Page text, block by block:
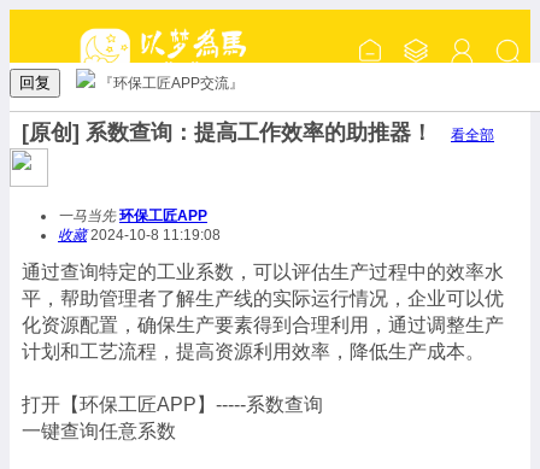
回复 『环保工匠APP交流』
[原创] 系数查询：提高工作效率的助推器！ 看全部
一马当先 环保工匠APP
收藏2024-10-8 11:19:08
通过查询特定的工业系数，可以评估生产过程中的效率水
平，帮助管理者了解生产线的实际运行情况，企业可以优
化资源配置，确保生产要素得到合理利用，通过调整生产
计划和工艺流程，提高资源利用效率，降低生产成本。
打开【环保工匠APP】-----系数查询
一键查询任意系数